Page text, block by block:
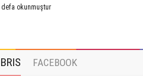
defa okunmuştur
FACEBOOK